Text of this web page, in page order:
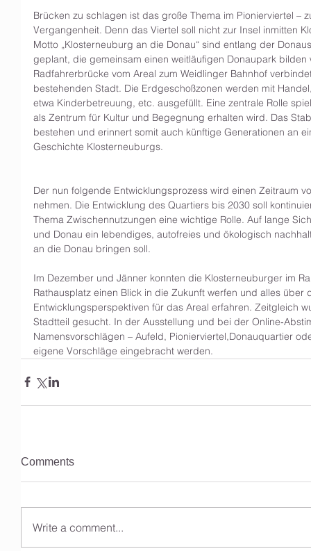
Brücken zu schlagen ist das große Thema im Pionierviertel –
Vergangenheit. Denn das Viertel soll nicht zur Insel inmitten
Motto „Klosterneuburg an die Donau“ sind entlang der
geplant, die gemeinsam einen weitläufigen Donaupark
Radfahrerbrücke vom Areal zum Weidlinger Bahnhof
bestehenden Stadt. Die Erdgeschoßzonen werden mit
etwa Kinderbetreuung, etc. ausgefüllt. Eine zentrale Rolle
als Zentrum für Kultur und Begegnung erhalten wird. Das
bestehen und erinnert somit auch künftige Generationen an
Geschichte Klosterneuburgs.
Der nun folgende Entwicklungsprozess wird einen Zeitraum
nehmen. Die Entwicklung des Quartiers bis 2030 soll
Thema Zwischennutzungen eine wichtige Rolle. Auf lange
und Donau ein lebendiges, autofreies und ökologisch
an die Donau bringen soll.
Im Dezember und Jänner konnten die Klosterneuburger im
Rathausplatz einen Blick in die Zukunft werfen und alles
Entwicklungsperspektiven für das Areal erfahren. Zeitgleich
Stadtteil gesucht. In der Ausstellung und bei der
Namensvorschlägen – Aufeld, Pionierviertel,Donauquartier
eigene Vorschläge eingebracht werden.
Comments
Write a comment...